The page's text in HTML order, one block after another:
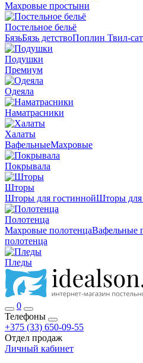
Махровые простыни
Постельное бельё
БязьБязь детствоПоплин Твил-
Подушки
Премиум
Одеяла
Наматрасники
Халаты
ВафельныеМахровые
Покрывала
Шторы
Шторы для гостиннойШторы для
Полотенца
Махровые полотенцаВафельные
полотенца
Пледы
0
Телефоны
+375 (33) 650-09-55
Отдел продаж
Личный кабинет